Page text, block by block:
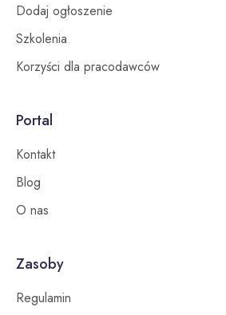
Dodaj ogłoszenie
Szkolenia
Korzyści dla pracodawców
Portal
Kontakt
Blog
O nas
Zasoby
Regulamin